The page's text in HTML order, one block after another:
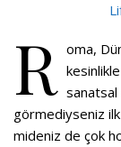
R oma,
sanatsal
görmediyseniz
mideniz de çok